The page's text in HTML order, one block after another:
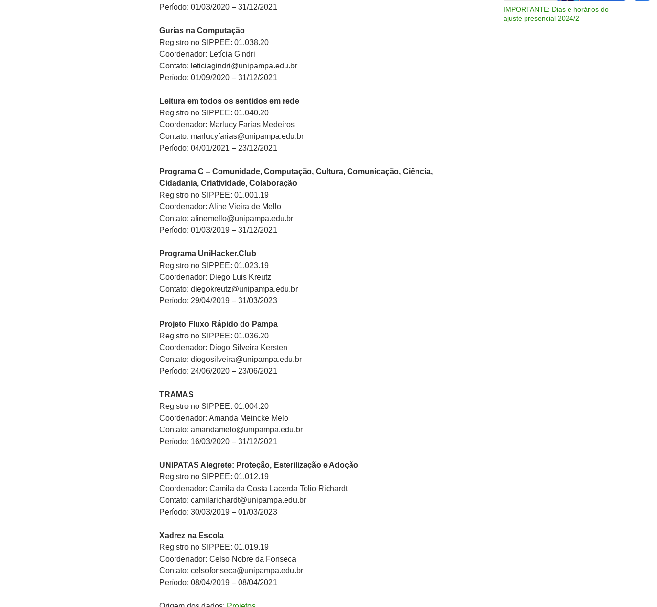
Período: 01/03/2020 – 31/12/2021
Gurias na Computação
Registro no SIPPEE: 01.038.20
Coordenador: Letícia Gindri
Contato: leticiagindri@unipampa.edu.br
Período: 01/09/2020 – 31/12/2021
Leitura em todos os sentidos em rede
Registro no SIPPEE: 01.040.20
Coordenador: Marlucy Farias Medeiros
Contato: marlucyfarias@unipampa.edu.br
Período: 04/01/2021 – 23/12/2021
Programa C – Comunidade, Computação, Cultura, Comunicação, Ciência,
Cidadania, Criatividade, Colaboração
Registro no SIPPEE: 01.001.19
Coordenador: Aline Vieira de Mello
Contato: alinemello@unipampa.edu.br
Período: 01/03/2019 – 31/12/2021
Programa UniHacker.Club
Registro no SIPPEE: 01.023.19
Coordenador: Diego Luis Kreutz
Contato: diegokreutz@unipampa.edu.br
Período: 29/04/2019 – 31/03/2023
Projeto Fluxo Rápido do Pampa
Registro no SIPPEE: 01.036.20
Coordenador: Diogo Silveira Kersten
Contato: diogosilveira@unipampa.edu.br
Período: 24/06/2020 – 23/06/2021
TRAMAS
Registro no SIPPEE: 01.004.20
Coordenador: Amanda Meincke Melo
Contato: amandamelo@unipampa.edu.br
Período: 16/03/2020 – 31/12/2021
UNIPATAS Alegrete: Proteção, Esterilização e Adoção
Registro no SIPPEE: 01.012.19
Coordenador: Camila da Costa Lacerda Tolio Richardt
Contato: camilarichardt@unipampa.edu.br
Período: 30/03/2019 – 01/03/2023
Xadrez na Escola
Registro no SIPPEE: 01.019.19
Coordenador: Celso Nobre da Fonseca
Contato: celsofonseca@unipampa.edu.br
Período: 08/04/2019 – 08/04/2021
IMPORTANTE: Dias e horários do
ajuste presencial 2024/2